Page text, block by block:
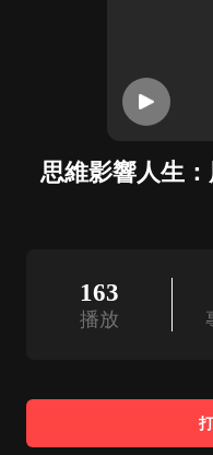
思維影響人生
163
播放